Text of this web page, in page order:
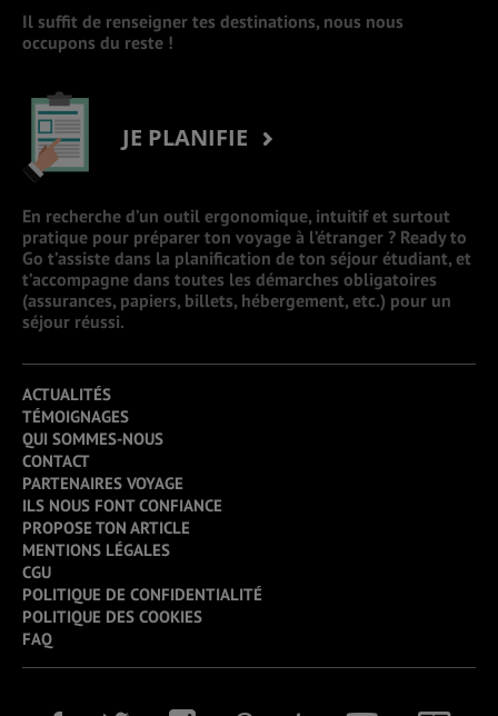
Il suffit de renseigner tes destinations, nous nous
occupons du reste !
JE PLANIFIE
En recherche d’un outil ergonomique, intuitif et surtout
pratique pour préparer ton voyage à l’étranger ? Ready to
Go t’assiste dans la planification de ton séjour étudiant, et
t’accompagne dans toutes les démarches obligatoires
(assurances, papiers, billets, hébergement, etc.) pour un
séjour réussi.
ACTUALITÉS
TÉMOIGNAGES
QUI SOMMES-NOUS
CONTACT
PARTENAIRES VOYAGE
ILS NOUS FONT CONFIANCE
PROPOSE TON ARTICLE
MENTIONS LÉGALES
CGU
POLITIQUE DE CONFIDENTIALITÉ
POLITIQUE DES COOKIES
FAQ